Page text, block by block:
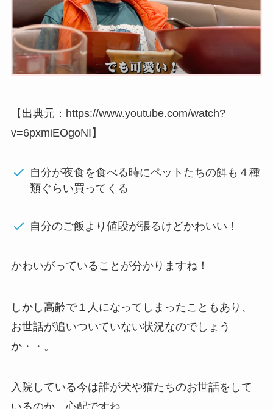
【出典元：https://www.youtube.com/watch?
v=6pxmiEOgoNI】
自分が夜食を食べる時にペットたちの餌も４種
類ぐらい買ってくる
自分のご飯より値段が張るけどかわいい！
かわいがっていることが分かりますね！
しかし高齢で１人になってしまったこともあり、
お世話が追いついていない状況なのでしょう
か・・。
入院している今は誰が犬や猫たちのお世話をして